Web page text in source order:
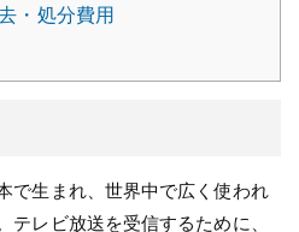
・処分費用
で生まれ、世界中で広く使われ
テレビ放送を受信するために、